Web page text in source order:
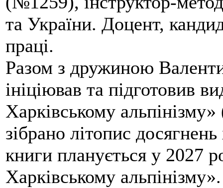
та України. Доцент,
праці.
Разом з дружиною
ініціював та підготовив
Харківському
зібрано літопис
книги планується у 2027
Харківському альпінізму».